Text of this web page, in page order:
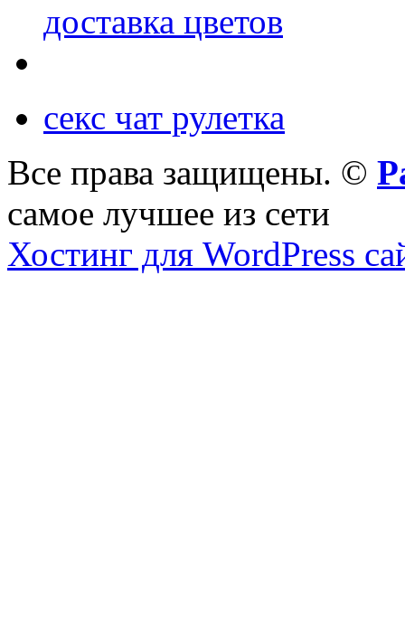
доставка цветов
секс чат рулетка
Все права защищены. ©
самое лучшее из сети
Хостинг для WordPress